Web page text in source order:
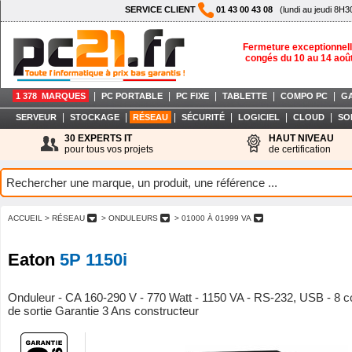
SERVICE CLIENT 01 43 00 43 08 (lundi au jeudi
Fermeture
congés du 10 au 14
1 378 MARQUES PC PORTABLE PC FIXE TABLETTE COMPO PC
SERVEUR STOCKAGE RÉSEAU SÉCURITÉ LOGICIEL CLOUD
30 EXPERTS IT
pour tous vos projets
HAUT NIVEAU
de certification
ACCUEIL > RÉSEAU > ONDULEURS > 01000 À 01999 VA
Eaton 5P 1150i
Onduleur - CA 160-290 V - 770 Watt - 1150 VA - RS-232, USB - 8
de sortie Garantie 3 Ans constructeur